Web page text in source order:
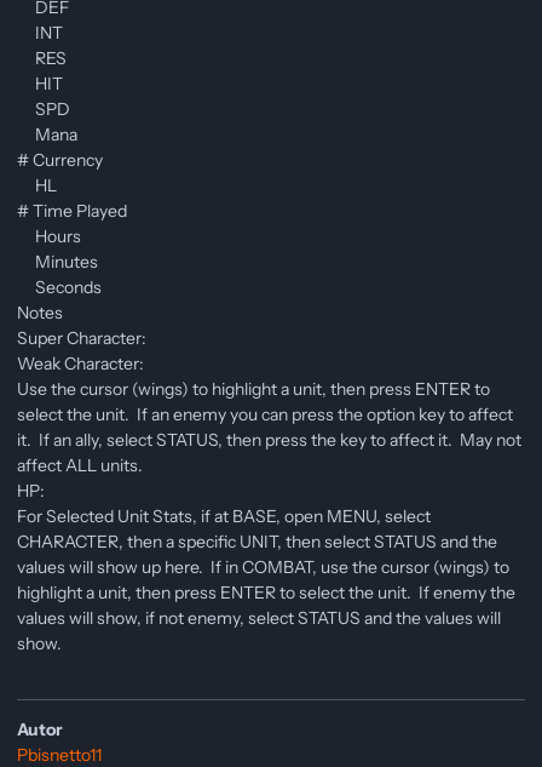
DEF
INT
RES
HIT
SPD
Mana
# Currency
HL
# Time Played
Hours
Minutes
Seconds
Notes
Super Character:
Weak Character:
Use the cursor (wings) to highlight a unit, then press ENTER to
select the unit. If an enemy you can press the option key to affect
it. If an ally, select STATUS, then press the key to affect it. May not
affect ALL units.
HP:
For Selected Unit Stats, if at BASE, open MENU, select
CHARACTER, then a specific UNIT, then select STATUS and the
values will show up here. If in COMBAT, use the cursor (wings) to
highlight a unit, then press ENTER to select the unit. If enemy the
values will show, if not enemy, select STATUS and the values will
show.
Autor
Pbisnetto11